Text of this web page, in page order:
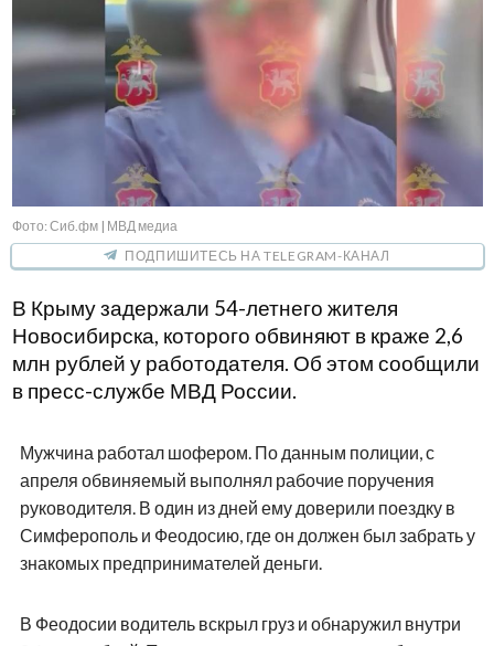
Фото: Сиб.фм | МВД медиа
ПОДПИШИТЕСЬ НА TELEGRAM-КАНАЛ
В Крыму задержали 54-летнего жителя
Новосибирска, которого обвиняют в краже 2,6
млн рублей у работодателя. Об этом сообщили
в пресс-службе МВД России.
Мужчина работал шофером. По данным полиции, с
апреля обвиняемый выполнял рабочие поручения
руководителя. В один из дней ему доверили поездку в
Симферополь и Феодосию, где он должен был забрать у
знакомых предпринимателей деньги.
В Феодосии водитель вскрыл груз и обнаружил внутри